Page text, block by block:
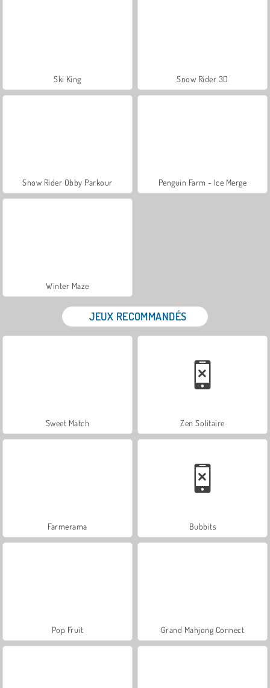
Ski King Snow Rider 3D
Snow Rider Obby Parkour Penguin Farm - Ice Merge
Winter Maze
JEUX RECOMMANDÉS
Sweet Match Zen Solitaire
Farmerama Bubbits
Pop Fruit Grand Mahjong Connect